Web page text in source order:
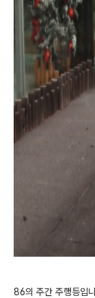
86의 주간 주행등입